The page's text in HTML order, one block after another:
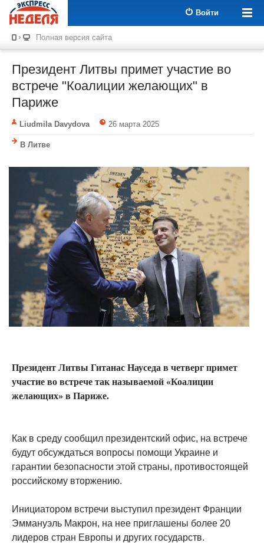
Войти
Полная версия сайта
Президент Литвы примет участие во
встрече "Коалиции желающих" в
Париже
Liudmila Davydova 26 марта 2025
В Литве
Президент Литвы Гитанас Науседа в четверг примет
участие во встрече так называемой «Коалиции
желающих» в Париже.
Как в среду сообщил президентский офис, на встрече
будут обсуждаться вопросы помощи Украине и
гарантии безопасности этой страны, противостоящей
российскому вторжению.
Инициатором встречи выступил президент Франции
Эммануэль Макрон, на нее приглашены более 20
лидеров стран Европы и других государств.